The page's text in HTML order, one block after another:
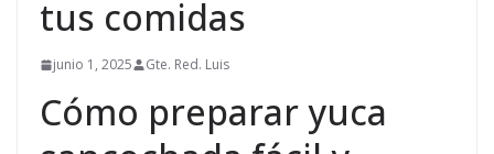
tus comidas
junio 1, 2025 Gte. Red. Luis
Cómo preparar yuca